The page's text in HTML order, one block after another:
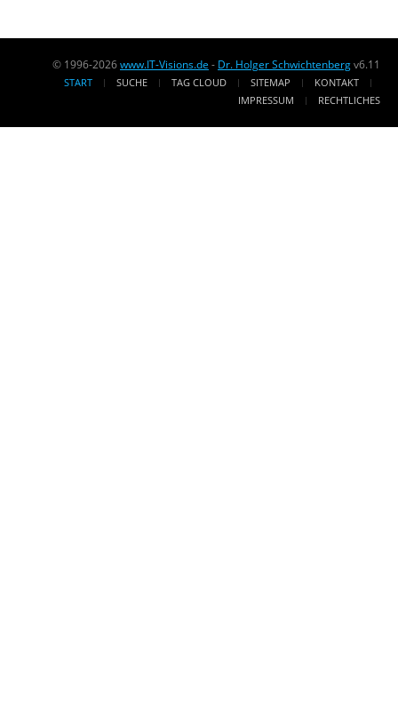
© 1996-2026www.IT-Visions.de - Dr. Holger Schwichtenbergv6.11
START SUCHE TAG CLOUD SITEMAP
KONTAKT
IMPRESSUM
RECHTLICHES